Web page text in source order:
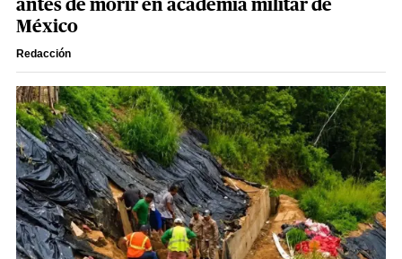
antes de morir en academia militar de
México
Redacción